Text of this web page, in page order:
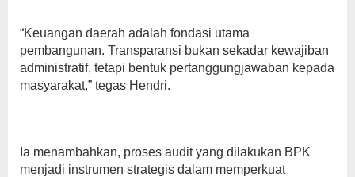
“Keuangan daerah adalah fondasi utama
pembangunan. Transparansi bukan sekadar kewajiban
administratif, tetapi bentuk pertanggungjawaban kepada
masyarakat,” tegas Hendri.
Ia menambahkan, proses audit yang dilakukan BPK
menjadi instrumen strategis dalam memperkuat